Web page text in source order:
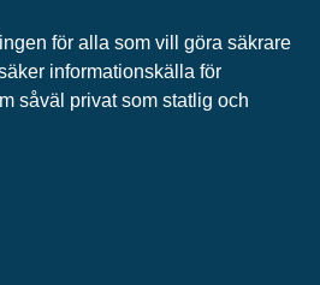
för alla som vill göra säkrare
informationskälla för
såväl privat som statlig och